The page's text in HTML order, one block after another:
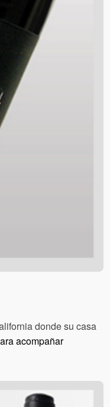
donde su casa
acompañar